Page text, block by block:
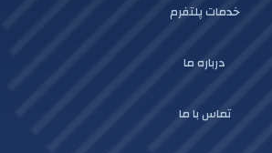
خدمات پلتفرم
درباره ما
تماس با ما